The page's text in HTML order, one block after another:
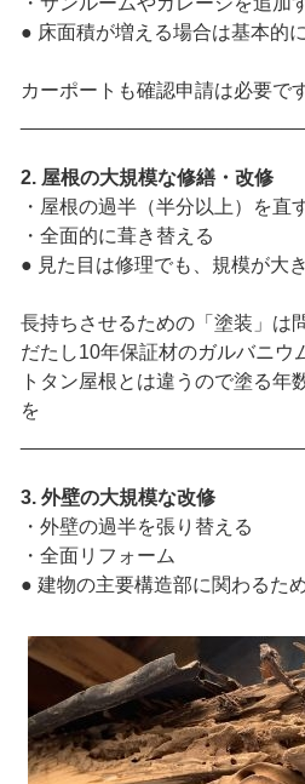
● 床面積が増える場合は基本的
カーポートも確認申請は必要で
2. 屋根の大規模な修繕・改修
・屋根の過半（半分以上）を直
・全面的に葺き替える
● 見た目は修理でも、規模が大
長持ちさせるための「塗装」は
だたし10年保証材のガルバニウ
トタン屋根とは違うので塗る年
を
3. 外壁の大規模な改修
・外壁の過半を張り替える
・全面リフォーム
● 建物の主要構造部に関わるた